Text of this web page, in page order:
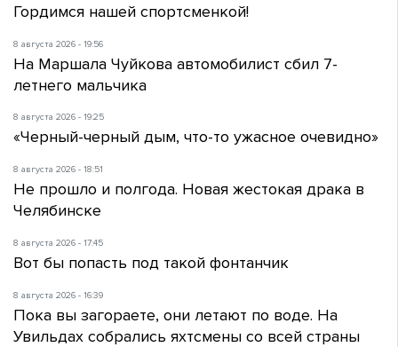
Гордимся нашей спортсменкой!
8 августа 2026 - 19:56
На Маршала Чуйкова автомобилист сбил 7-
летнего мальчика
8 августа 2026 - 19:25
«Черный-черный дым, что-то ужасное очевидно»
8 августа 2026 - 18:51
Не прошло и полгода. Новая жестокая драка в
Челябинске
8 августа 2026 - 17:45
Вот бы попасть под такой фонтанчик
8 августа 2026 - 16:39
Пока вы загораете, они летают по воде. На
Увильдах собрались яхтсмены со всей страны